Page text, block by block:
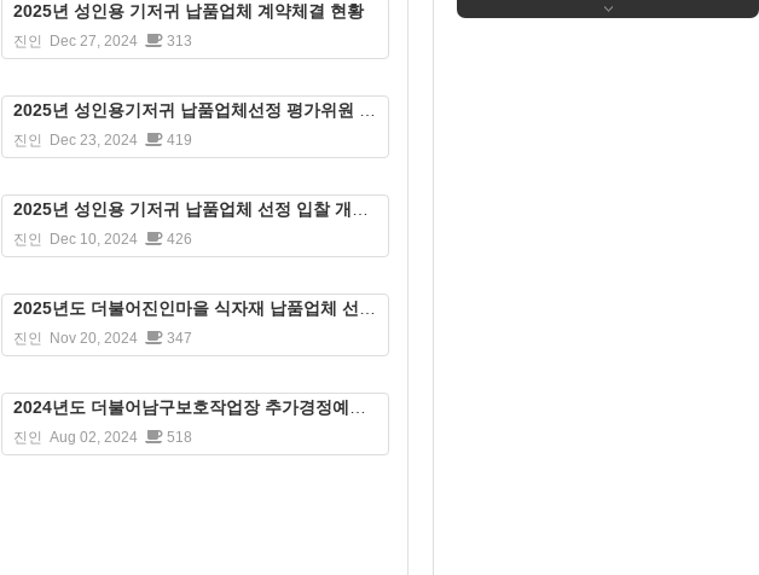
2025년 성인용 기저귀 납품업체 계약체결 현황
진인 Dec 27, 2024 313
2025년 성인용기저귀 납품업체선정 평가위원 평가점수표
진인 Dec 23, 2024 419
2025년 성인용 기저귀 납품업체 선정 입찰 개찰결과 및 재공고의 건
진인 Dec 10, 2024 426
2025년도 더불어진인마을 식자재 납품업체 선정 입찰 공고문
진인 Nov 20, 2024 347
2024년도 더불어남구보호작업장 추가경정예산서
진인 Aug 02, 2024 518